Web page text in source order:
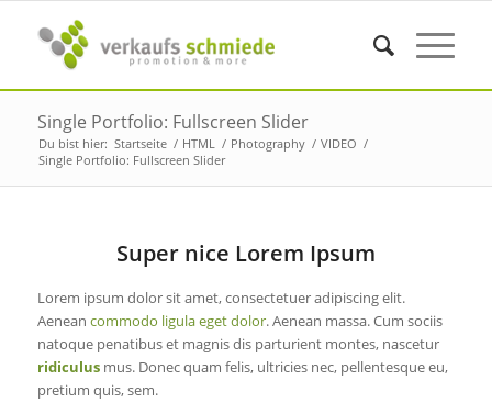
Single Portfolio: Fullscreen Slider
Du bist hier: Startseite / HTML / Photography / VIDEO /
Single Portfolio: Fullscreen Slider
Super nice Lorem Ipsum
Lorem ipsum dolor sit amet, consectetuer adipiscing elit.
Aenean commodo ligula eget dolor. Aenean massa. Cum sociis
natoque penatibus et magnis dis parturient montes, nascetur
ridiculusmus. Donec quam felis, ultricies nec, pellentesque eu,
pretium quis, sem.